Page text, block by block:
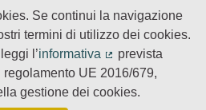
Se continui la navigazione
termini di utilizzo dei cookies.
l’informativa
(Collegamento
prevista
regolamento UE 2016/679,
gestione dei cookies.